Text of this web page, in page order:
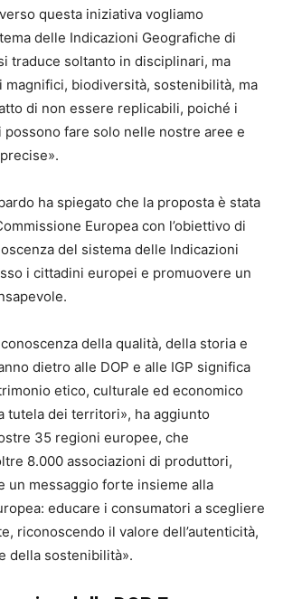
questa iniziativa vogliamo
delle Indicazioni Geografiche di
traduce soltanto in disciplinari, ma
biodiversità, sostenibilità, ma
di non essere replicabili, poiché i
fare solo nelle nostre aree e
ha spiegato che la proposta è stata
Europea con l’obiettivo di
del sistema delle Indicazioni
i cittadini europei e promuovere un
della qualità, della storia e
dietro alle DOP e alle IGP significa
etico, culturale ed economico
tutela dei territori», ha aggiunto
35 regioni europee, che
8.000 associazioni di produttori,
un messaggio forte insieme alla
educare i consumatori a scegliere
riconoscendo il valore dell’autenticità,
della sostenibilità».